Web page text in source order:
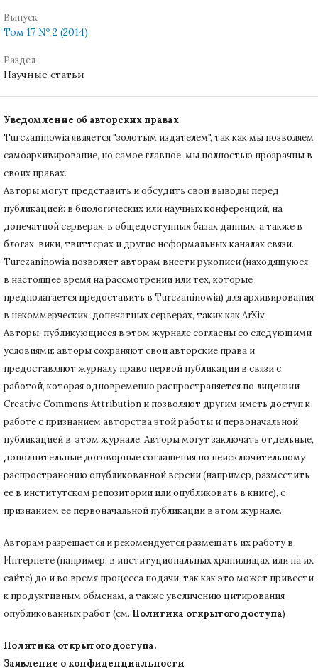
Выпуск
Том 17 № 2 (2014)
Раздел
Научные статьи
Уведомление об авторских правах
Turczaninowiа является "золотым издателем", так как мы позволяем
самоархивирование, но самое главное, мы полностью прозрачны в
своих правах.
Авторы могут представить и обсудить свои выводы перед
публикацией: в биологических или научных конференций, на
допечатной серверах, в общедоступных базах данных, а также в
блогах, вики, твиттерах и другие неформальных каналах связи.
Turczaninowiа позволяет авторам внести рукописи (находящуюся
в настоящее время на рассмотрении или тех, которые
предполагается предоставить в Turczaninowia) для архивирования
в некоммерческих, допечатных серверах, таких как ArXiv.
Авторы, публикующиеся в этом журнале согласны со следующими
условиями: авторы сохраняют свои авторские права и
предоставляют журналу право первой публикации в связи с
работой, которая одновременно распространяется по лицензии
Creative Commons Attribution и позволяют другим иметь доступ к
работе с признанием авторства этой работы и первоначальной
публикацией в этом журнале. Авторы могут заключать отдельные,
дополнительные договорные соглашения по неисключительному
распространению опубликованной версии (например, разместить
ее в институтском репозитории или опубликовать в книге), с
признанием ее первоначальной публикации в этом журнале.
Авторам разрешается и рекомендуется размещать их работу в
Интернете (например, в институциональных хранилищах или на их
сайте) до и во время процесса подачи, так как это может привести
к продуктивным обменам, а также увеличению цитирования
опубликованных работ (см. Политика открытого доступа)
Политика открытого доступа.
Заявление о конфиденциальности